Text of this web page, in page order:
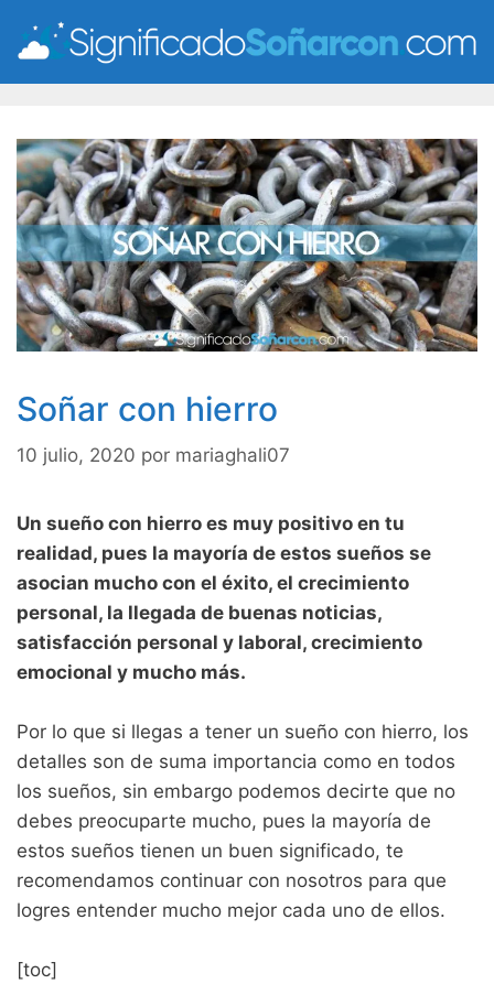
Soñar con hierro
10 julio, 2020 por mariaghali07
Un sueño con hierro es muy positivo en tu
realidad, pues la mayoría de estos sueños se
asocian mucho con el éxito, el crecimiento
personal, la llegada de buenas noticias,
satisfacción personal y laboral, crecimiento
emocional y mucho más.
Por lo que si llegas a tener un sueño con hierro, los
detalles son de suma importancia como en todos
los sueños, sin embargo podemos decirte que no
debes preocuparte mucho, pues la mayoría de
estos sueños tienen un buen significado, te
recomendamos continuar con nosotros para que
logres entender mucho mejor cada uno de ellos.
[toc]